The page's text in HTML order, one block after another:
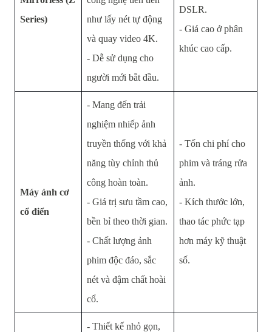
Series)
như lấy nét tự động
và quay video 4K.
- Dễ sử dụng cho
người mới bắt đầu.
DSLR.
- Giá cao ở phân
khúc cao cấp.
Máy ảnh cơ
cổ điển
- Mang đến trải
nghiệm nhiếp ảnh
truyền thống với khả
năng tùy chỉnh thủ
công hoàn toàn.
- Giá trị sưu tầm cao,
bền bỉ theo thời gian.
- Chất lượng ảnh
phim độc đáo, sắc
nét và đậm chất hoài
cổ.
- Tốn chi phí cho
phim và tráng rửa
ảnh.
- Kích thước lớn,
thao tác phức tạp
hơn máy kỹ thuật
số.
- Thiết kế nhỏ gọn,